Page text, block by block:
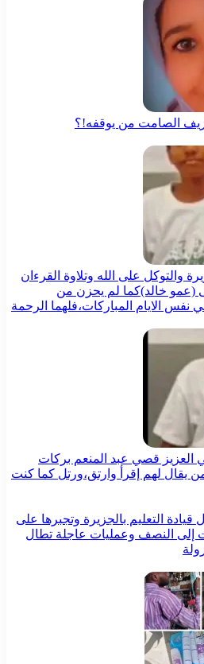
الصامت من يوقفه!؟
والتوكل على الله وتلاوة القرءان
(عمو خالد)كما لم يحزن من
نفس الايام المباركات،فلهما الرحمة
العزيز قصي عبد المنعم بركات
يقال لهم إقرأ وارتق،ورتل كما كنت
التعليم بالجزيرة وتجبرها على
إلى النصف وعمليات عاجلة تطال